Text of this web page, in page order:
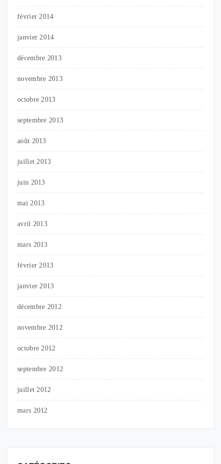
février 2014
janvier 2014
décembre 2013
novembre 2013
octobre 2013
septembre 2013
août 2013
juillet 2013
juin 2013
mai 2013
avril 2013
mars 2013
février 2013
janvier 2013
décembre 2012
novembre 2012
octobre 2012
septembre 2012
juillet 2012
mars 2012